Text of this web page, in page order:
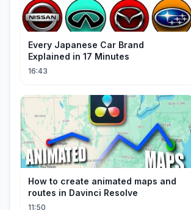
Every Japanese Car Brand
Explained in 17 Minutes
16:43
How to create animated maps and
routes in Davinci Resolve
11:50